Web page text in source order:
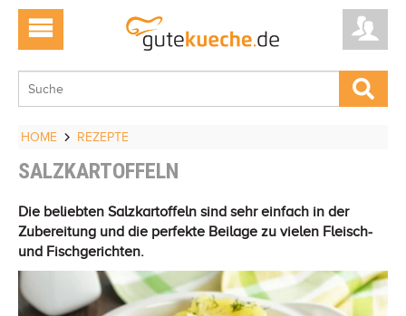
HOME REZEPTE
SALZKARTOFFELN
Die beliebten Salzkartoffeln sind sehr einfach in der
Zubereitung und die perfekte Beilage zu vielen Fleisch-
und Fischgerichten.